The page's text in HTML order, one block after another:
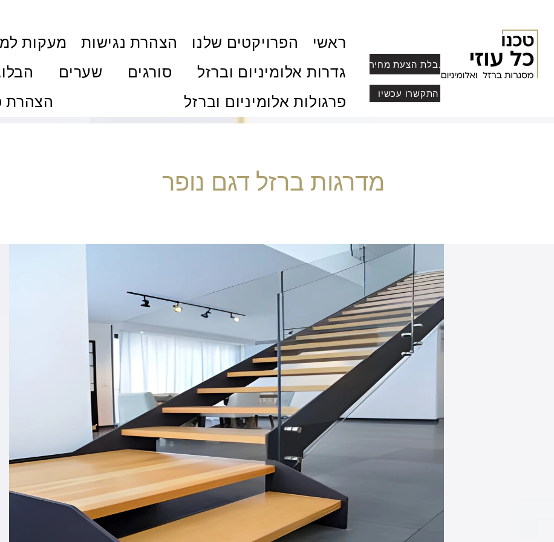
ראשי הפרויקטים שלנו הצהרת נגישות מעקות
גדרות אלומיניום וברזל
סורגים שערים
פרגולות אלומיניום וברזל
הצהרת
לקבלת הצעת מחיר
התקשרו עכשיו
מדרגות ברזל דגם נופר